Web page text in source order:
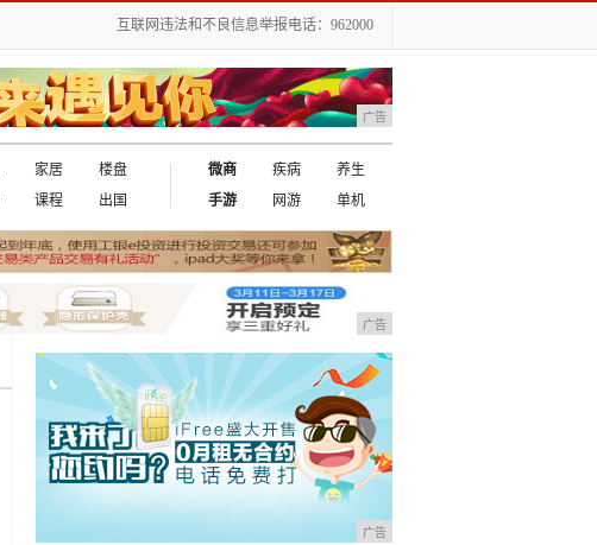
互联网违法和不良信息举报电话：962000
广告
家居
楼盘
课程 出国
微商 疾病
养生
手游
网游 单机
广告
广告